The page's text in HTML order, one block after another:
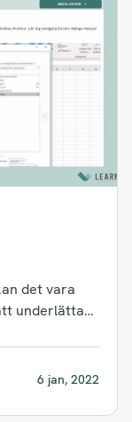
det vara
underlätta
6 jan, 2022